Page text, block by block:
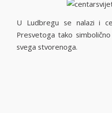
U Ludbregu se nalazi i
Presvetoga tako
svega stvorenoga.